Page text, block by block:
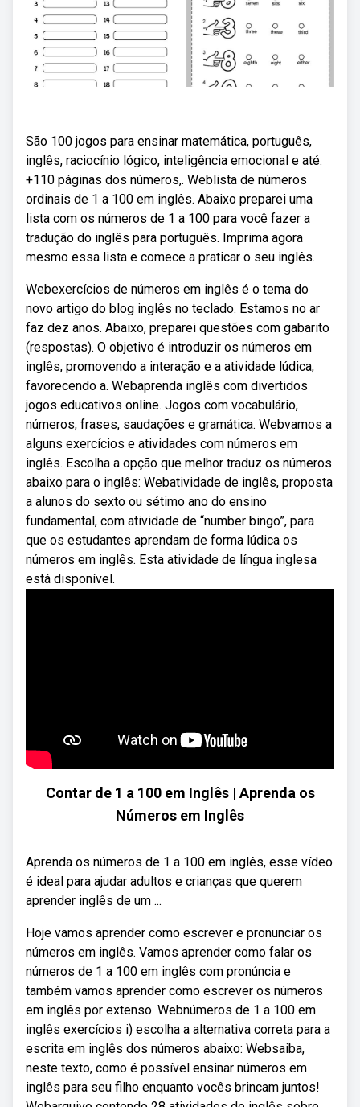
São 100 jogos para ensinar matemática, português,
inglês, raciocínio lógico, inteligência emocional e até.
+110 páginas dos números,. Weblista de números
ordinais de 1 a 100 em inglês. Abaixo preparei uma
lista com os números de 1 a 100 para você fazer a
tradução do inglês para português. Imprima agora
mesmo essa lista e comece a praticar o seu inglês.
Webexercícios de números em inglês é o tema do
novo artigo do blog inglês no teclado. Estamos no ar
faz dez anos. Abaixo, preparei questões com gabarito
(respostas). O objetivo é introduzir os números em
inglês, promovendo a interação e a atividade lúdica,
favorecendo a. Webaprenda inglês com divertidos
jogos educativos online. Jogos com vocabulário,
números, frases, saudações e gramática. Webvamos a
alguns exercícios e atividades com números em
inglês. Escolha a opção que melhor traduz os números
abaixo para o inglês: Webatividade de inglês, proposta
a alunos do sexto ou sétimo ano do ensino
fundamental, com atividade de “number bingo”, para
que os estudantes aprendam de forma lúdica os
números em inglês. Esta atividade de língua inglesa
está disponível.
Contar de 1 a 100 em Inglês | Aprenda os
Números em Inglês
Aprenda os números de 1 a 100 em inglês, esse vídeo
é ideal para ajudar adultos e crianças que querem
aprender inglês de um ...
Hoje vamos aprender como escrever e pronunciar os
números em inglês. Vamos aprender como falar os
números de 1 a 100 em inglês com pronúncia e
também vamos aprender como escrever os números
em inglês por extenso. Webnúmeros de 1 a 100 em
inglês exercícios i) escolha a alternativa correta para a
escrita em inglês dos números abaixo: Websaiba,
neste texto, como é possível ensinar números em
inglês para seu filho enquanto vocês brincam juntos!